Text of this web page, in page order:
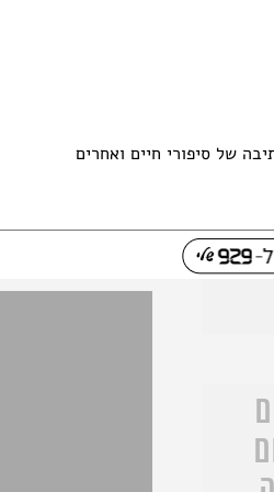
להשל סיפורי חיים ואחרים